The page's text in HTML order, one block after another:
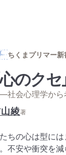
ちくまプリマー新
心のク
会心理学から
綾著
ちの心は型に
不安や衝突を